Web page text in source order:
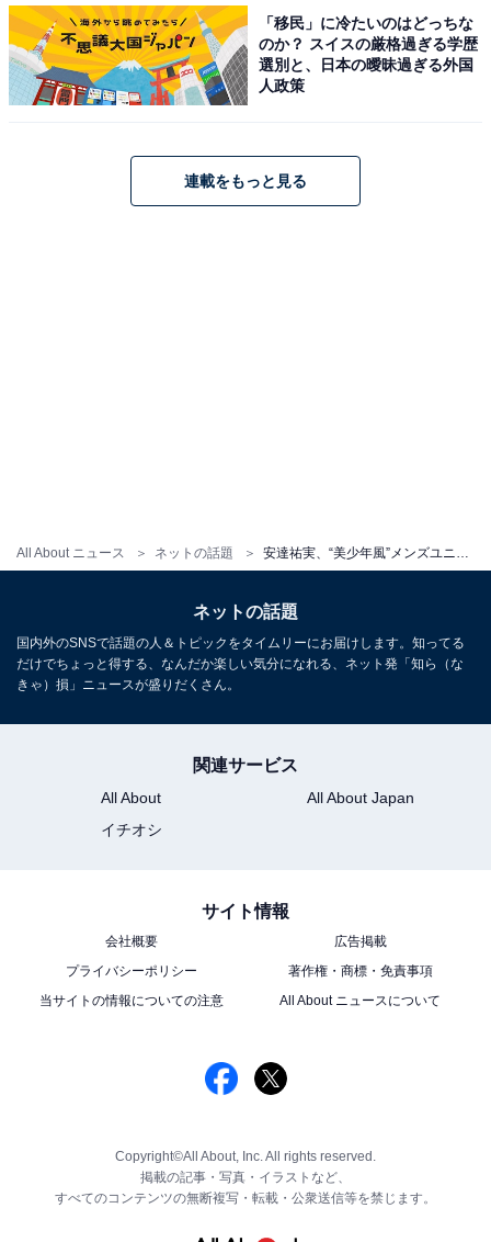
All About ニュース ネットの話題
「移民」に冷たいのはどっちな
のか？ スイスの厳格過ぎる学歴
選別と、日本の曖昧過ぎる外国
人政策
連載をもっと見る
ネットの話題
国内外のSNSで話題の人＆トピックをタイムリーにお届けします。知ってる
だけでちょっと得する、なんだか楽しい気分になれる、ネット発「知ら（な
きゃ）損」ニュースが盛りだくさん。
関連サービス
All About
All About Japan
イチオシ
サイト情報
会社概要
広告掲載
プライバシーポリシー
著作権・商標・免責事項
当サイトの情報についての注意
All About ニュースについて
Copyright©All About, Inc. All rights reserved.
掲載の記事・写真・イラストなど、
すべてのコンテンツの無断複写・転載・公衆送信等を禁じます。